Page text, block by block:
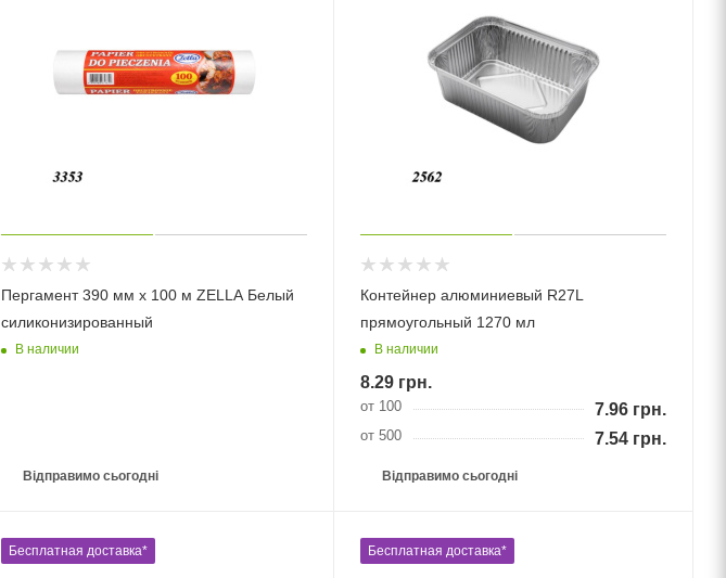
Пергамент 390 мм х 100 м ZELLA Белый
силиконизированный
В наличии
Відправимо сьогодні
Контейнер алюминиевый R27L
прямоугольный 1270 мл
В наличии
8.29грн.
от 100 7.96грн.
от 500 7.54грн.
Відправимо сьогодні
Бесплатная доставка* Бесплатная доставка*